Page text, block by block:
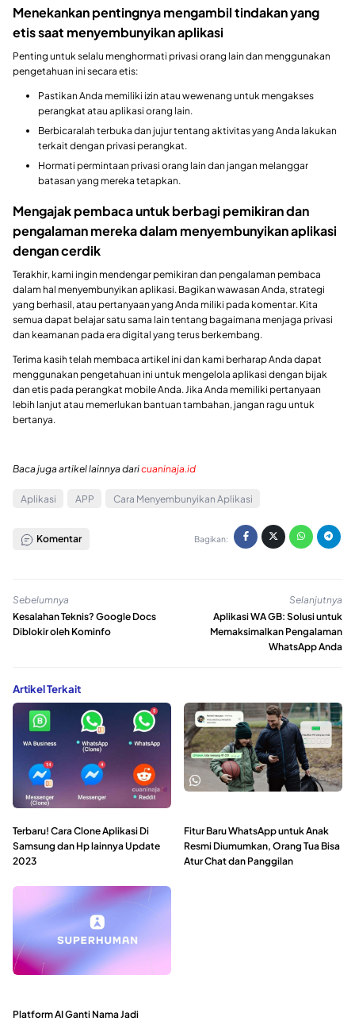
Menekankan pentingnya mengambil tindakan yang
etis saat menyembunyikan aplikasi
Penting untuk selalu menghormati privasi orang lain dan menggunakan
pengetahuan ini secara etis:
Pastikan Anda memiliki izin atau wewenang untuk mengakses
perangkat atau aplikasi orang lain.
Berbicaralah terbuka dan jujur tentang aktivitas yang Anda lakukan
terkait dengan privasi perangkat.
Hormati permintaan privasi orang lain dan jangan melanggar
batasan yang mereka tetapkan.
Mengajak pembaca untuk berbagi pemikiran dan
pengalaman mereka dalam menyembunyikan aplikasi
dengan cerdik
Terakhir, kami ingin mendengar pemikiran dan pengalaman pembaca
dalam hal menyembunyikan aplikasi. Bagikan wawasan Anda, strategi
yang berhasil, atau pertanyaan yang Anda miliki pada komentar. Kita
semua dapat belajar satu sama lain tentang bagaimana menjaga privasi
dan keamanan pada era digital yang terus berkembang.
Terima kasih telah membaca artikel ini dan kami berharap Anda dapat
menggunakan pengetahuan ini untuk mengelola aplikasi dengan bijak
dan etis pada perangkat mobile Anda. Jika Anda memiliki pertanyaan
lebih lanjut atau memerlukan bantuan tambahan, jangan ragu untuk
bertanya.
Baca juga artikel lainnya daricuaninaja.id
Aplikasi APP Cara Menyembunyikan Aplikasi
Komentar Bagikan:
Sebelumnya
Kesalahan Teknis? Google Docs
Diblokir oleh Kominfo
Selanjutnya
Aplikasi WA GB: Solusi untuk
Memaksimalkan Pengalaman
WhatsApp Anda
Artikel Terkait
Terbaru! Cara Clone Aplikasi Di
Samsung dan Hp lainnya Update
2023
Fitur Baru WhatsApp untuk Anak
Resmi Diumumkan, Orang Tua Bisa
Atur Chat dan Panggilan
Platform AI Ganti Nama Jadi